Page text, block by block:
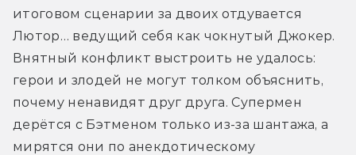
итоговом сценарии за двоих отдувается
Лютор… ведущий себя как чокнутый Джокер.
Внятный конфликт выстроить не удалось:
герои и злодей не могут толком объяснить,
почему ненавидят друг друга. Супермен
дерётся с Бэтменом только из-за шантажа, а
мирятся они по анекдотическому